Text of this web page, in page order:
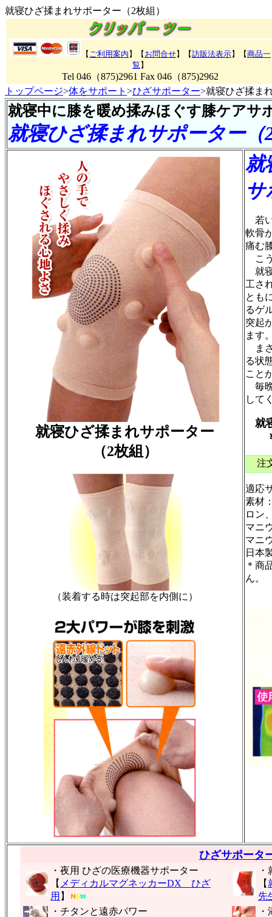
就寝ひざ揉まれサポーター（2枚組）
【 ご利用案内 】【 お問合せ】【訪販法表示】【商品一
覧 】
Tel 046（875)2961 Fax 046（875)2962
トップページ>体をサポート >ひざサポーター>就寝ひざ揉ま
就寝中に膝を暖め揉みほぐす膝ケアサ
就寝ひざ揉まれサポーター（
就寝ひざ揉まれサポーター
（2枚組）
（装着する時は突起部を内側に）
就
サ
若
軟骨
痛む
こ
就
工さ
とも
るゲ
突起
ます
ま
る状
こと
毎
して
就
￥
注
適応
素材
ロン
マニ
マニ
日本
＊商
ん。
ひざサポータ
・夜用 ひざの医療機器サポーター
【 メディカルマグネッカーDX ひざ
用 】
【
先
・チタンと遠赤パワー